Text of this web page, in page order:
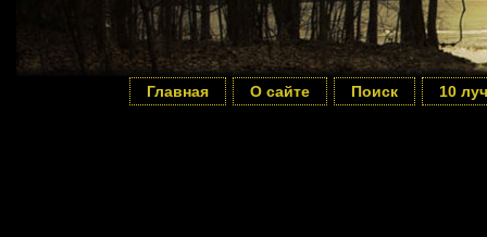
Главная О сайте Поиск 10